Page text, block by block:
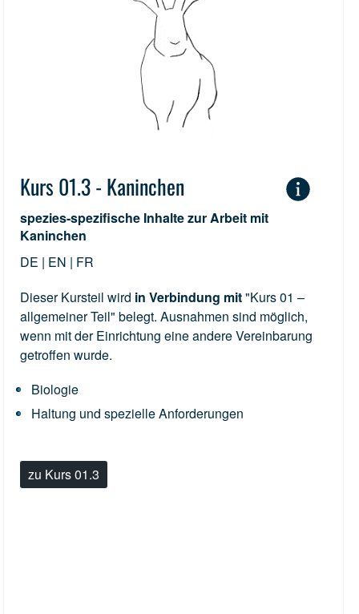
Kurs 01.3 - Kaninchen
spezies-spezifische Inhalte zur Arbeit mit
Kaninchen
DE | EN | FR
Dieser Kursteil wird in Verbindung mit"Kurs 01 –
allgemeiner Teil" belegt. Ausnahmen sind möglich,
wenn mit der Einrichtung eine andere Vereinbarung
getroffen wurde.
Biologie
Haltung und spezielle Anforderungen
zu Kurs 01.3